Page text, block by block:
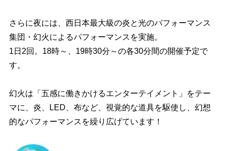
さらに夜には、西日本最大級の炎と光のパフォーマンス
集団・幻火によるパフォーマンスを実施。
1日2回。18時～、19時30分～の各30分間の開催予定で
す。
幻火は「五感に働きかけるエンターテイメント」をテー
マに、炎、LED、布など、視覚的な道具を駆使し、幻想
的なパフォーマンスを繰り広げています！